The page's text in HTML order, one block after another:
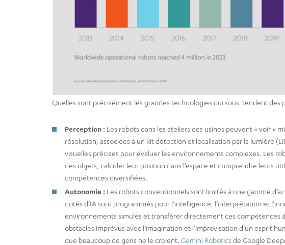
Quelles sont précisément les grandes technologies qui sous-tendent des
Perception : Les robots dans les ateliers des usines peuvent « voir »
résolution, associées à un kit détection et localisation par la lumière
visuelles précises pour évaluer les environnements complexes. Les
des objets, calculer leur position dans l’espace et comprendre leurs
compétences diversifiées.
Autonomie : Les robots conventionnels sont limités à une gamme
dotés d’IA sont programmés pour l’intelligence, l’interprétation et
environnements simulés et transférer directement ces compétences
obstacles imprévus avec l’imagination et l’improvisation d’un esprit
que beaucoup de gens ne le croient. Gemini Robotics de Google